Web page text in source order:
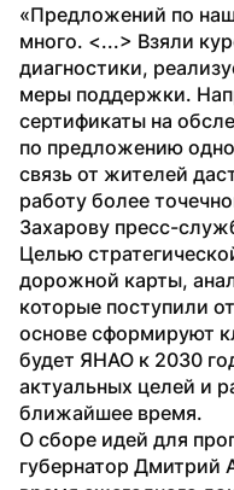
«Предложений по
много. <...> Взяли
диагностики,
меры поддержки.
сертификаты на
по предложению
связь от жителей
работу более
Захарову пресс-
Целью
дорожной карты,
которые поступили
основе сформируют
будет ЯНАО к 2030
актуальных целей и
ближайшее время.
О сборе идей для
губернатор Дмитрий